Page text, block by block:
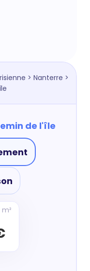
> Nanterre >
de l'île